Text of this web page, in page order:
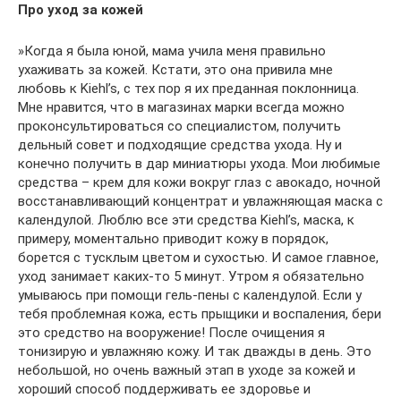
Про уход за кожей
»Когда я была юной, мама учила меня правильно
ухаживать за кожей. Кстати, это она привила мне
любовь к Kiehl’s, с тех пор я их преданная поклонница.
Мне нравится, что в магазинах марки всегда можно
проконсультироваться со специалистом, получить
дельный совет и подходящие средства ухода. Ну и
конечно получить в дар миниатюры ухода. Мои любимые
средства – крем для кожи вокруг глаз с авокадо, ночной
восстанавливающий концентрат и увлажняющая маска с
календулой. Люблю все эти средства Kiehl’s, маска, к
примеру, моментально приводит кожу в порядок,
борется с тусклым цветом и сухостью. И самое главное,
уход занимает каких-то 5 минут. Утром я обязательно
умываюсь при помощи гель-пены с календулой. Если у
тебя проблемная кожа, есть прыщики и воспаления, бери
это средство на вооружение! После очищения я
тонизирую и увлажняю кожу. И так дважды в день. Это
небольшой, но очень важный этап в уходе за кожей и
хороший способ поддерживать ее здоровье и